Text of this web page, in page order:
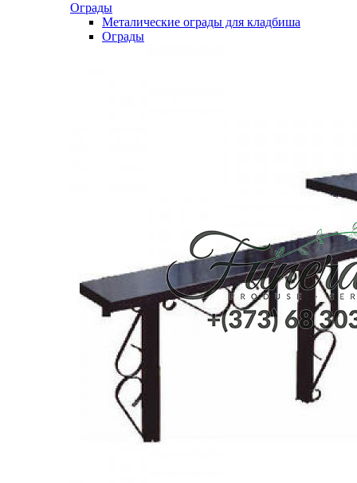
Ограды
Металические ограды для кладбиша
Ограды